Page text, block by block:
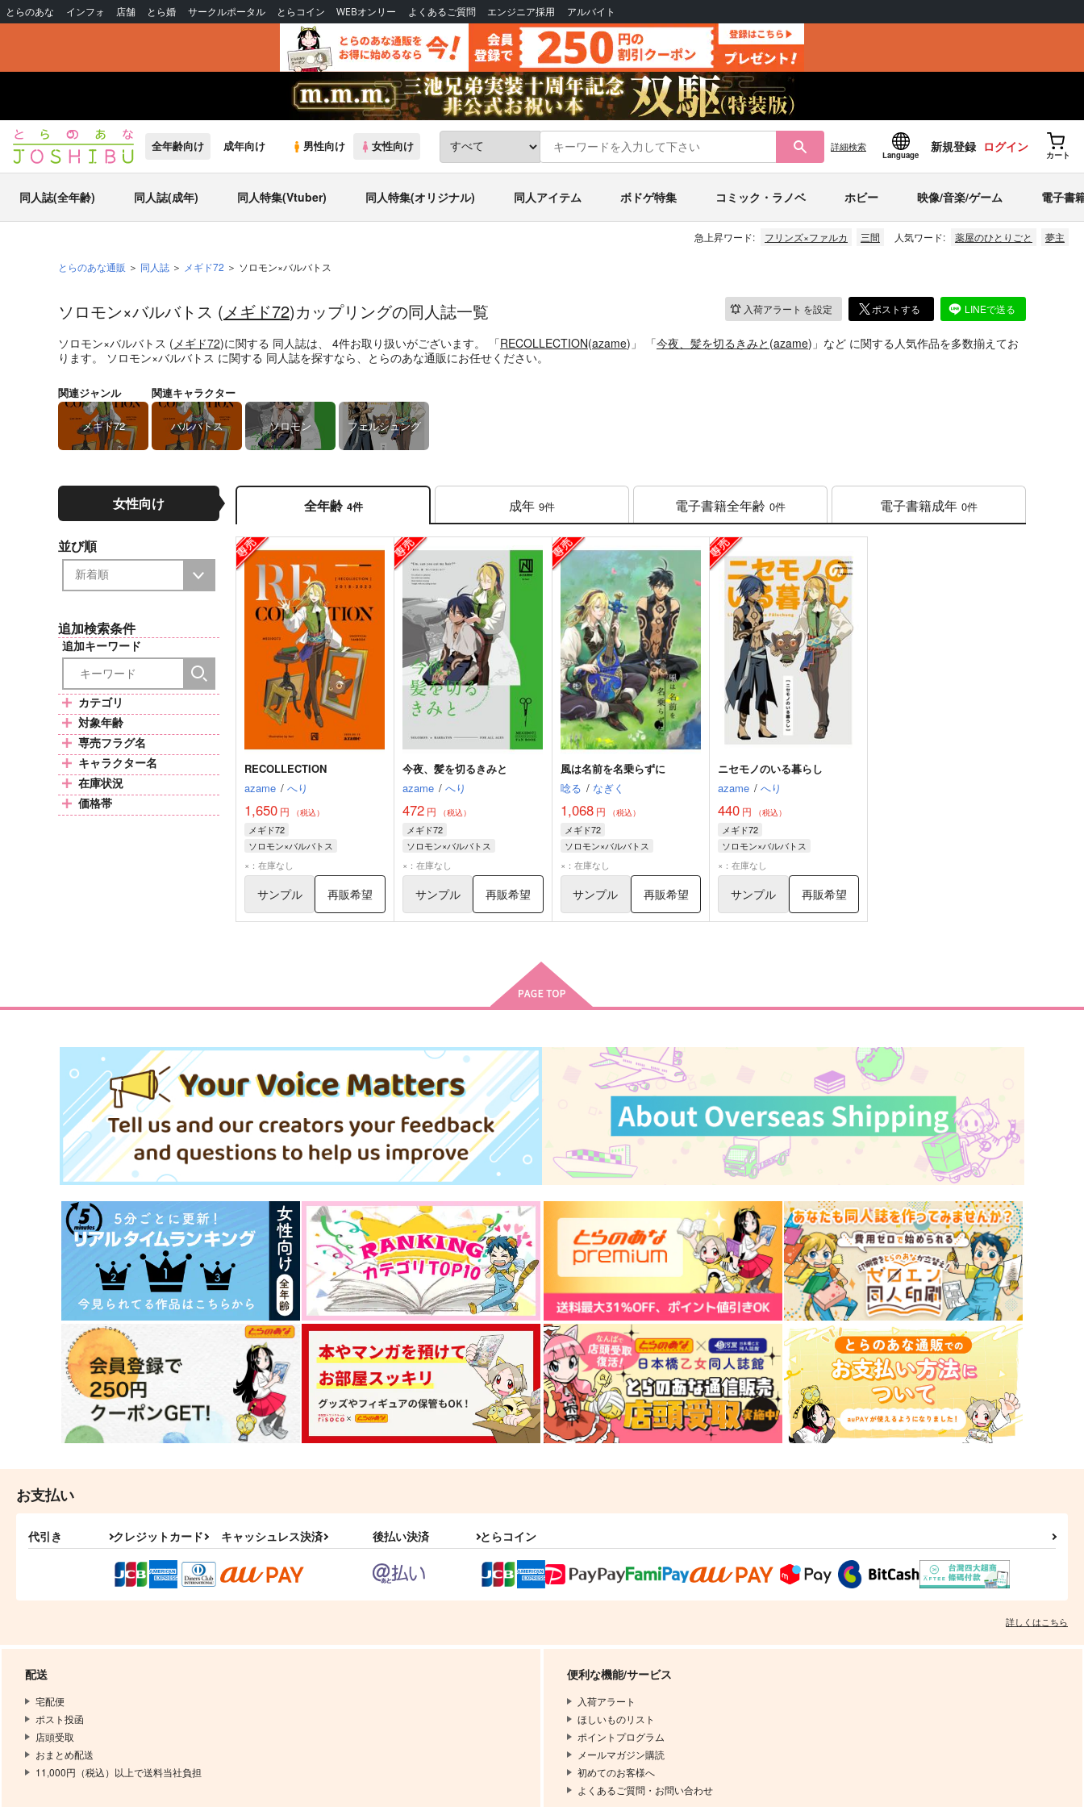
とらのあな インフォ 店舗 とら婚 サークルポータル とらコイン WEBオンリー よくあるご質問 エンジニア採用 アルバイト
全年齢向け 成年向け 男性向け 女性向け 詳細検索
Language
新規登録 ログイン
カート
同人誌(全年齢) 同人誌(成年) 同人特集(Vtuber) 同人特集(オリジナル) 同人アイテム ボドゲ特集 コミック・ラノベ ホビー 映像/音楽/ゲーム 電子書
急上昇ワード: フリンズ×ファルカ 三間 人気ワード: 薬屋のひとりごと 夢主
とらのあな通販 同人誌 メギド72 ソロモン×バルバトス
入荷アラート を設定 ポストする LINEで送る
ソロモン×バルバトス (メギド72)カップリングの同人誌一覧
ソロモン×バルバトス (メギド72)に関する 同人誌は、 4件お取り扱いがございます。 「RECOLLECTION(azame)」 「今夜、髪を切るきみと (azame)」 など に関する人気作品を多数揃えてお
ります。 ソロモン×バルバトス に関する 同人誌を探すなら、とらのあな通販にお任せください。
関連ジャンル
メギド72
関連キャラクター
バルバトス ソロモン フェルシュング
女性向け
並び順
追加検索条件
追加キーワード
カテゴリ
対象年齢
専売フラグ名
キャラクター名
在庫状況
価格帯
全年齢 4件 成年 9件 電子書籍全年齢 0件 電子書籍成年 0件
RECOLLECTION
azame / へり
1,650 円 （税込）
メギド72
ソロモン×バルバトス
バルバトス
×：在庫なし
サンプル 再販希望
今夜、髪を切るきみと
azame / へり
472円 （税込）
メギド72
ソロモン×バルバトス
バルバトス
×：在庫なし
サンプル 再販希望
風は名前を名乗らずに
唸る / なぎく
1,068円 （税込）
メギド72
ソロモン×バルバトス
バルバトス
×：在庫なし
サンプル 再販希望
ニセモノのいる暮らし
azame / へり
440 円 （税込）
メギド72
ソロモン×バルバトス
バルバトス
フェルシュング
×：在庫なし
サンプル 再販希望
お支払い
代引き クレジットカード キャッシュレス決済 後払い決済 とらコイン
詳しくはこちら
配送
宅配便
ポスト投函
店頭受取
おまとめ配送
11,000円（税込）以上で送料当社負担
便利な機能/サービス
入荷アラート
ほしいものリスト
ポイントプログラム
メールマガジン購読
初めてのお客様へ
よくあるご質問・お問い合わせ